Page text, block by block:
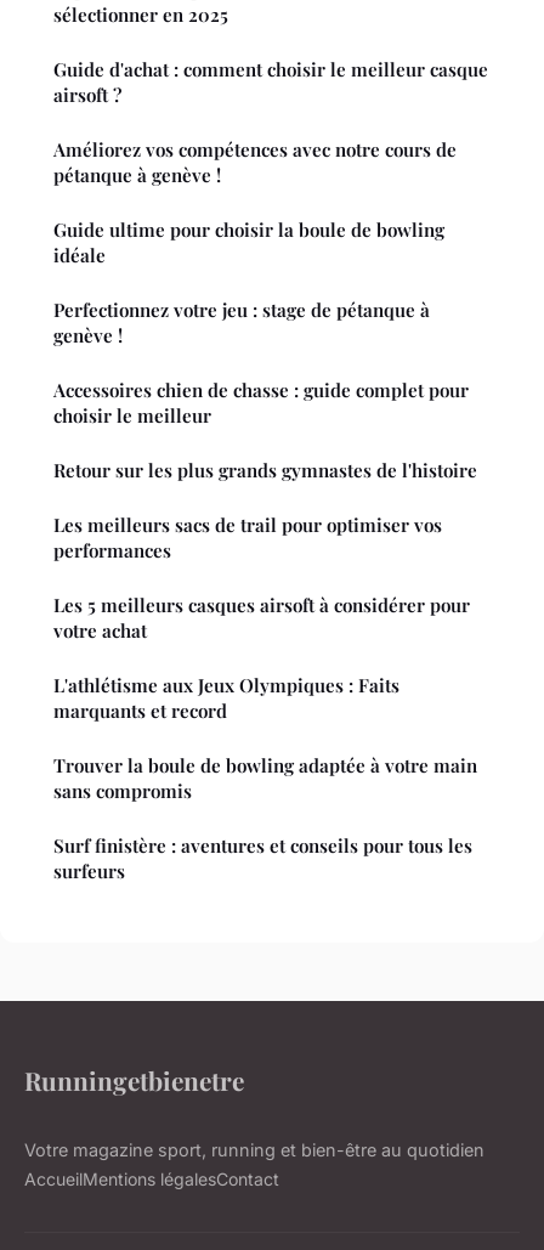
sélectionner en 2025
Guide d'achat : comment choisir le meilleur casque
airsoft ?
Améliorez vos compétences avec notre cours de
pétanque à genève !
Guide ultime pour choisir la boule de bowling
idéale
Perfectionnez votre jeu : stage de pétanque à
genève !
Accessoires chien de chasse : guide complet pour
choisir le meilleur
Retour sur les plus grands gymnastes de l'histoire
Les meilleurs sacs de trail pour optimiser vos
performances
Les 5 meilleurs casques airsoft à considérer pour
votre achat
L'athlétisme aux Jeux Olympiques : Faits
marquants et record
Trouver la boule de bowling adaptée à votre main
sans compromis
Surf finistère : aventures et conseils pour tous les
surfeurs
Runningetbienetre
Votre magazine sport, running et bien-être au quotidien
AccueilMentions légalesContact